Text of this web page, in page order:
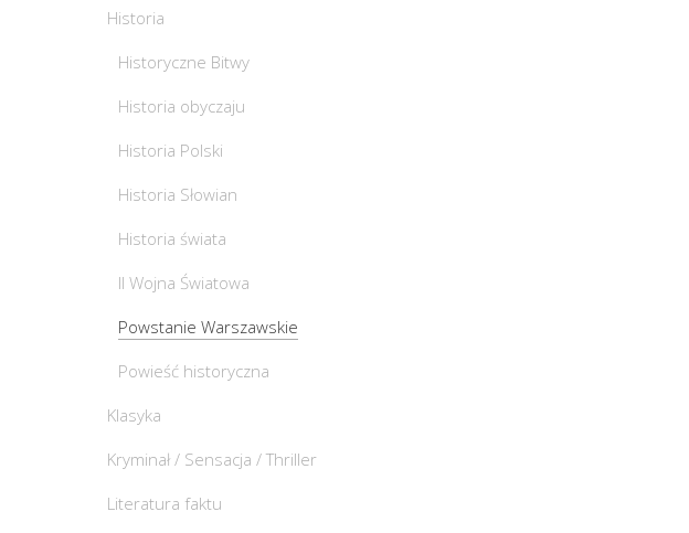
Historia
Historyczne Bitwy
Historia obyczaju
Historia Polski
Historia Słowian
Historia świata
II Wojna Światowa
Powstanie Warszawskie
Powieść historyczna
Klasyka
Kryminał / Sensacja / Thriller
Literatura faktu